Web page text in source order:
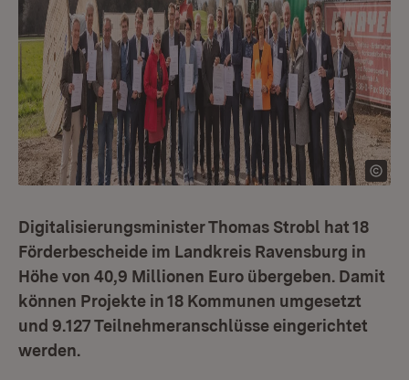
Digitalisierungsminister Thomas Strobl hat 18
Förderbescheide im Landkreis Ravensburg in
Höhe von 40,9 Millionen Euro übergeben. Damit
können Projekte in 18 Kommunen umgesetzt
und 9.127 Teilnehmeranschlüsse eingerichtet
werden.